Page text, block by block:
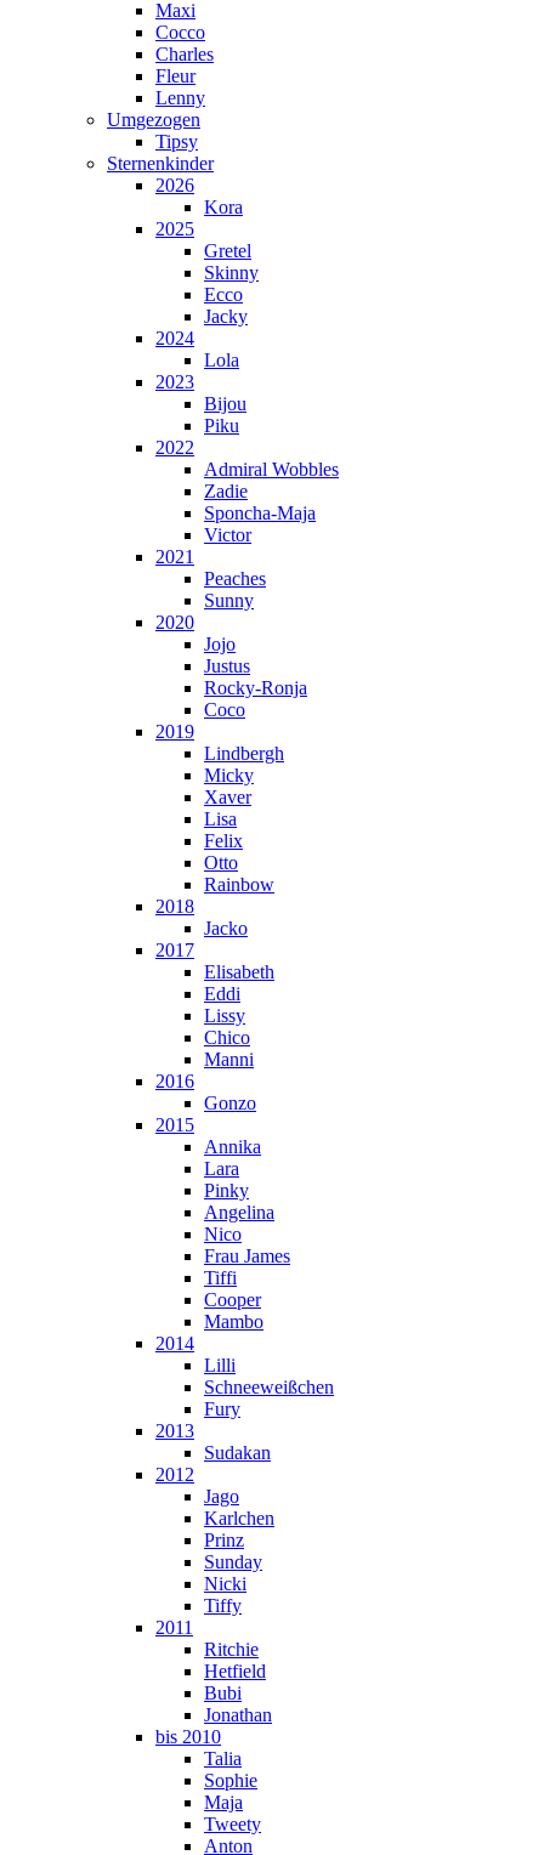
Maxi
Cocco
Charles
Fleur
Lenny
Umgezogen
Tipsy
Sternenkinder
2026
Kora
2025
Gretel
Skinny
Ecco
Jacky
2024
Lola
2023
Bijou
Piku
2022
Admiral Wobbles
Zadie
Sponcha-Maja
Victor
2021
Peaches
Sunny
2020
Jojo
Justus
Rocky-Ronja
Coco
2019
Lindbergh
Micky
Xaver
Lisa
Felix
Otto
Rainbow
2018
Jacko
2017
Elisabeth
Eddi
Lissy
Chico
Manni
2016
Gonzo
2015
Annika
Lara
Pinky
Angelina
Nico
Frau James
Tiffi
Cooper
Mambo
2014
Lilli
Schneeweißchen
Fury
2013
Sudakan
2012
Jago
Karlchen
Prinz
Sunday
Nicki
Tiffy
2011
Ritchie
Hetfield
Bubi
Jonathan
bis 2010
Talia
Sophie
Maja
Tweety
Anton